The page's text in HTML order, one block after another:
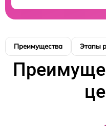
Преимущества Этапы